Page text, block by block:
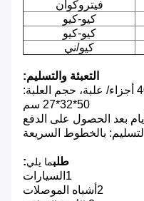
فيتروكوان
كيو-كيو
كيو-كيو
كيو/ني
التعبئة والتسليم:
التعبئة: 10 أجزاء/ حزمة، 400 أجزاء/ علبة، حجم العلبة:
50*32*27 سم
التسليم: بالخطوط السريعة
طلبما يلي:
1السيارات
2أشباه الموصلات